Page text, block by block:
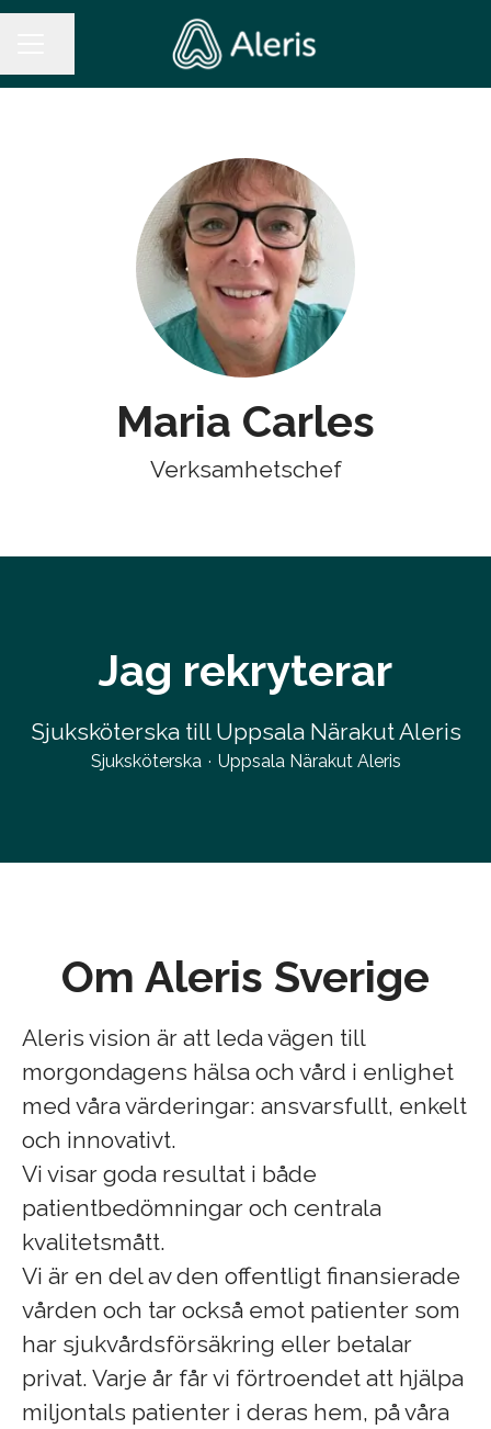
Maria Carles
Verksamhetschef
Jag rekryterar
Sjuksköterska till Uppsala Närakut Aleris
Sjuksköterska · Uppsala Närakut Aleris
Om Aleris Sverige
Aleris vision är att leda vägen till
morgondagens hälsa och vård i enlighet
med våra värderingar: ansvarsfullt, enkelt
och innovativt.
Vi visar goda resultat i både
patientbedömningar och centrala
kvalitetsmått.
Vi är en del av den offentligt finansierade
vården och tar också emot patienter som
har sjukvårdsförsäkring eller betalar
privat. Varje år får vi förtroendet att hjälpa
miljontals patienter i deras hem, på våra